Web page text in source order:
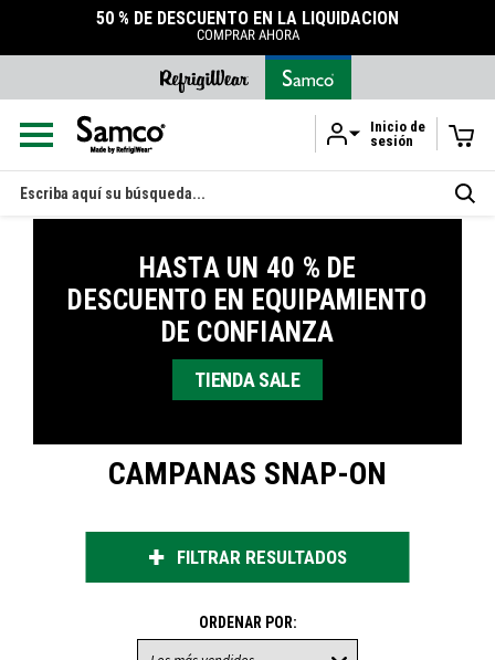
Ir al contenido principal
50 % DE DESCUENTO EN LA LIQUIDACIÓN
COMPRAR AHORA
Inicio de
sesión
Buscar
en
HASTA UN 40 % DE
DESCUENTO EN EQUIPAMIENTO
DE CONFIANZA
TIENDA SALE
CAMPANAS SNAP-ON
FILTRAR RESULTADOS
ORDENAR POR: